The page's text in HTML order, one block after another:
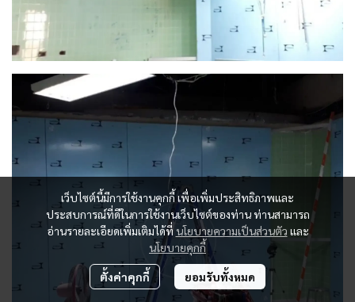
เว็บไซต์นี้มีการใช้งานคุกกี้ เพื่อเพิ่มประสิทธิภาพและ
ประสบการณ์ที่ดีในการใช้งานเว็บไซต์ของท่าน ท่านสามารถ
อ่านรายละเอียดเพิ่มเติมได้ที่ นโยบายความเป็นส่วนตัว และ
นโยบายคุกกี้
ตั้งค่าคุกกี้ ยอมรับทั้งหมด